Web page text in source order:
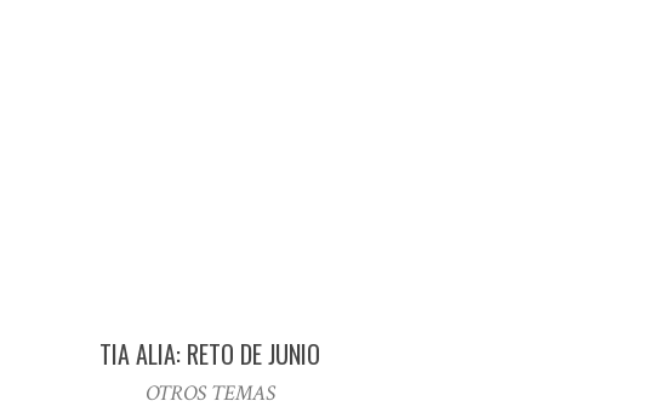
TIA ALIA: RETO DE JUNIO
OTROS TEMAS